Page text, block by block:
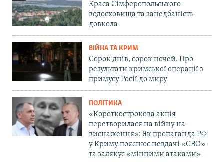
Краса Сімферопольського
водосховища та занедбаність
довкола
ВІЙНА ТА КРИМ
Сорок днів, сорок ночей. Про
результати кримської операції з
примусу Росії до миру
ПОЛІТИКА
«Короткострокова акція
перетворилася на війну на
виснаження»: Як пропаганда РФ
у Криму пояснює невдачі «СВО»
та залякує «мінними атаками»